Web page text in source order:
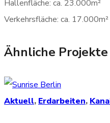
Hallenfläche: ca. 23.000m²
Verkehrsfläche: ca. 17.000m²
Ähnliche Projekte
Aktuell, Erdarbeiten,